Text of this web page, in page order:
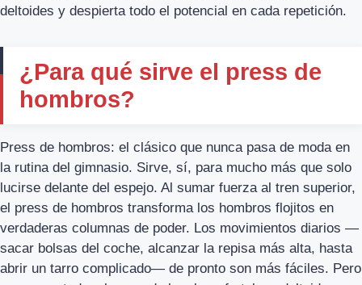
deltoides y despierta todo el potencial en cada repetición.
¿Para qué sirve el press de
hombros?
Press de hombros: el clásico que nunca pasa de moda en
la rutina del gimnasio. Sirve, sí, para mucho más que solo
lucirse delante del espejo. Al sumar fuerza al tren superior,
el press de hombros transforma los hombros flojitos en
verdaderas columnas de poder. Los movimientos diarios —
sacar bolsas del coche, alcanzar la repisa más alta, hasta
abrir un tarro complicado— de pronto son más fáciles. Pero